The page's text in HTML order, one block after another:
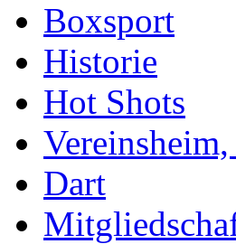
Boxsport
Historie
Hot Shots
Dart